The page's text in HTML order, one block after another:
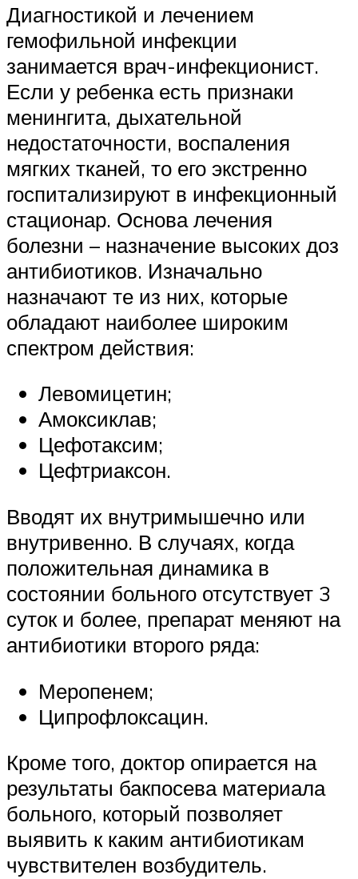
Диагностикой и лечением
гемофильной инфекции
занимается врач-инфекционист.
Если у ребенка есть признаки
менингита, дыхательной
недостаточности, воспаления
мягких тканей, то его экстренно
госпитализируют в инфекционный
стационар. Основа лечения
болезни – назначение высоких доз
антибиотиков. Изначально
назначают те из них, которые
обладают наиболее широким
спектром действия:
Левомицетин;
Амоксиклав;
Цефотаксим;
Цефтриаксон.
Вводят их внутримышечно или
внутривенно. В случаях, когда
положительная динамика в
состоянии больного отсутствует 3
суток и более, препарат меняют на
антибиотики второго ряда:
Меропенем;
Ципрофлоксацин.
Кроме того, доктор опирается на
результаты бакпосева материала
больного, который позволяет
выявить к каким антибиотикам
чувствителен возбудитель.